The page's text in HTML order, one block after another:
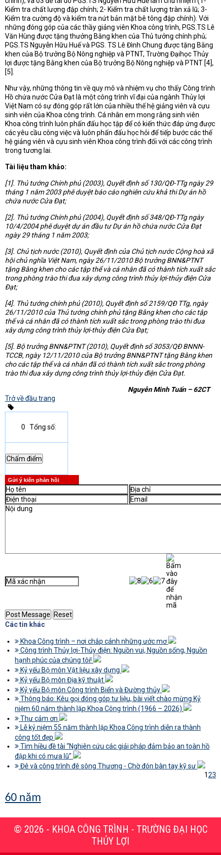
Kiểm tra chất lượng đập chính; 2- Kiểm tra chất lượng tràn xả lũ; 3-
Kiểm tra cường độ và kiểm tra nứt bản mặt bê tông đập chính). Với
những đóng góp của các thầy giảng viên Khoa công trình, PGS.TS Lê
Văn Hùng được tặng thưởng Bằng khen của Thủ tưởng chính phủ;
PGS.TS Nguyễn Hữu Huế và PGS. TS Lê Đình Chung được tặng Bằng
khen của Bộ trưởng Bộ Nông nghiệp và PTNT, Trường Đạihọc Thủy
lợi được tặng Bằng khen của Bộ trưởng Bộ Nông nghiệp và PTNT [4],
[5].
Như vậy, những thông tin về quy mô và nhiệm vụ cho thấy Công trình
Hồ chứa nước Cửa Đạt là một công trình vĩ đại của ngành Thủy lợi
Việt Nam có sự đóng góp rất lớn của nhiều thế hệ giảng viên và cựu
sinh viên của Khoa công trình. Cá nhân em mong rằng sinh viên
Khoa công trình luôn phấn đấu học tập để có kiến thức đáp ứng được
các yêu cầu công việc và luôn phấn đấu học hỏi để tiếp bước các thế
hệ giảng viên và cựu sinh viên Khoa công trình đối với các công trình
trong tương lai.
Tài liệu tham khảo:
[1]. Thủ tướng Chính phủ (2003), Quyết định số 130/QĐ-TTg ngày 29
tháng 1 năm 2003 phê duyệt báo cáo nghiên cứu khả thi Dự án hồ
chứa nước Cửa Đạt;
[2]. Thủ tướng Chính phủ (2004), Quyết định số 348/QĐ-TTg ngày
10/4/2004 phê duyệt dự án đầu tư Dự án hồ chứa nước Cửa Đạt
ngày 29 tháng 1 năm 2003;
[3]. Chủ tịch nước (2010), Quyết định của Chủ tịch nước Cộng hoà xã
hội chủ nghĩa Việt Nam, ngày 26/11/2010 Bộ trưởng BNN&PTNT
tặng Bằng khen cho các tập thể và cá nhân đã có thành tích xuất sắc
trong phòng trào thi đua xây dựng công trình thủy lợi-thủy điện Cửa
Đạt;
[4]. Thủ tướng chính phủ (2010), Quyết định số 2159/QĐ TTg, ngày
26/11/2010 của Thủ tướng chính phủ tặng Bằng khen cho các tập
thể và cá nhân đã có thành tích xuất sắc trong phòng trào thi đua
xây dựng công trình thủy lợi-thủy điện Cửa Đạt;
[5]. Bộ trưởng BNN&PTNT (2010), Quyết định số 3053/QĐ BNNN-
TCCB, ngày 12/11/2010 của Bộ trưởng BNN&PTNT tặng Bằng khen
cho các tập thể và cá nhân đã có thành tích xuất sắc trong phòng
trào thi đua xây dựng công trình thủy lợi-thủy điện Cửa Đạt.
Nguyễn Minh Tuấn – 62CT
Trở về đầu trang
0 Tổng số:
Gửi ý kiến phản hồi
Các tin khác
Khoa Công trình – nơi chắp cánh những ước mơ
Công trình Thủy lợi-Thủy điện: Nguồn vui, Nguồn sống, Nguồn
hạnh phúc của chúng tôi!
Kỷ yếu Bộ môn Vật liệu xây dựng
Kỷ yếu Bộ môn Địa kỹ thuật
Kỷ yếu Bộ môn Công trình Biển và Đường thủy
Thông báo: Kêu gọi đóng góp tư liệu, bài viết chào mừng Kỷ
niệm 60 năm thành lập Khoa Công trình (1966 – 2026)
Thư cảm ơn
Lễ kỷ niệm 55 năm thành lập Khoa Công trình diễn ra thành
công tốt đẹp
Tìm hiều đề tài “Nghiên cứu các giải pháp đảm bảo an toàn hồ
đập khi có mưa lũ”
Đê và công trình đê sông Thương - Chờ đón bàn tay kỹ sư
123
60 năm
© 2026 - KHOA CÔNG TRÌNH - TRƯỜNG ĐẠI HỌC
THỦY LỢI